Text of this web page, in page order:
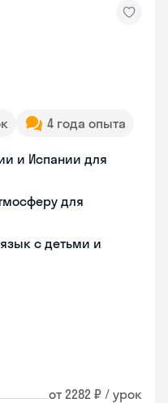
4 года опыта
и Испании для
для
с детьми и
от 2282 ₽ / урок